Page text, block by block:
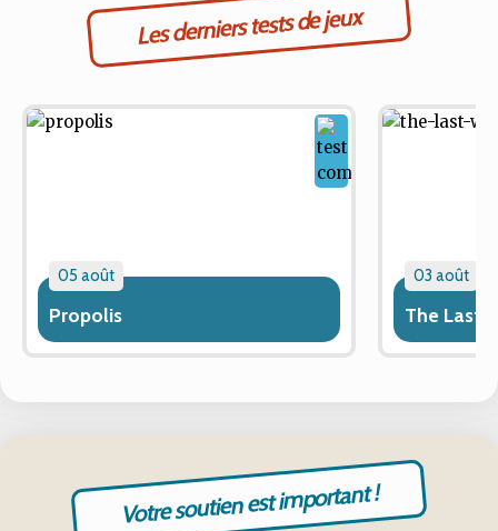
Les derniers tests de jeux
05 août
Propolis
03 août
The Last
Votre soutien est important !